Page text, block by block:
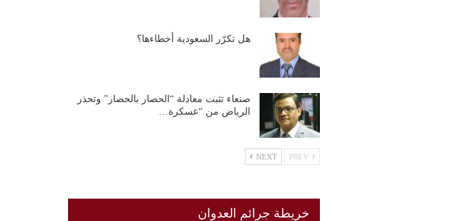
هل تكرّر السعودية أخطاءها؟
صنعاء تثبت معادلة “الحصار بالحصار” وتحذر
الرياض من “عسكرة…
NEXT
خريطة جرائم العدوان